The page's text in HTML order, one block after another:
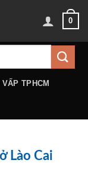
0
TPHCM
Lào Cai